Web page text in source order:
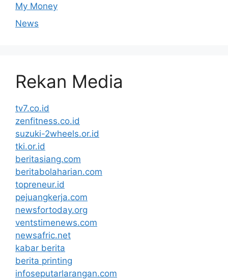
My Money
News
Rekan Media
tv7.co.id
zenfitness.co.id
suzuki-2wheels.or.id
tki.or.id
beritasiang.com
beritabolaharian.com
topreneur.id
pejuangkerja.com
newsfortoday.org
ventstimenews.com
newsafric.net
kabar berita
berita printing
infoseputarlarangan.com